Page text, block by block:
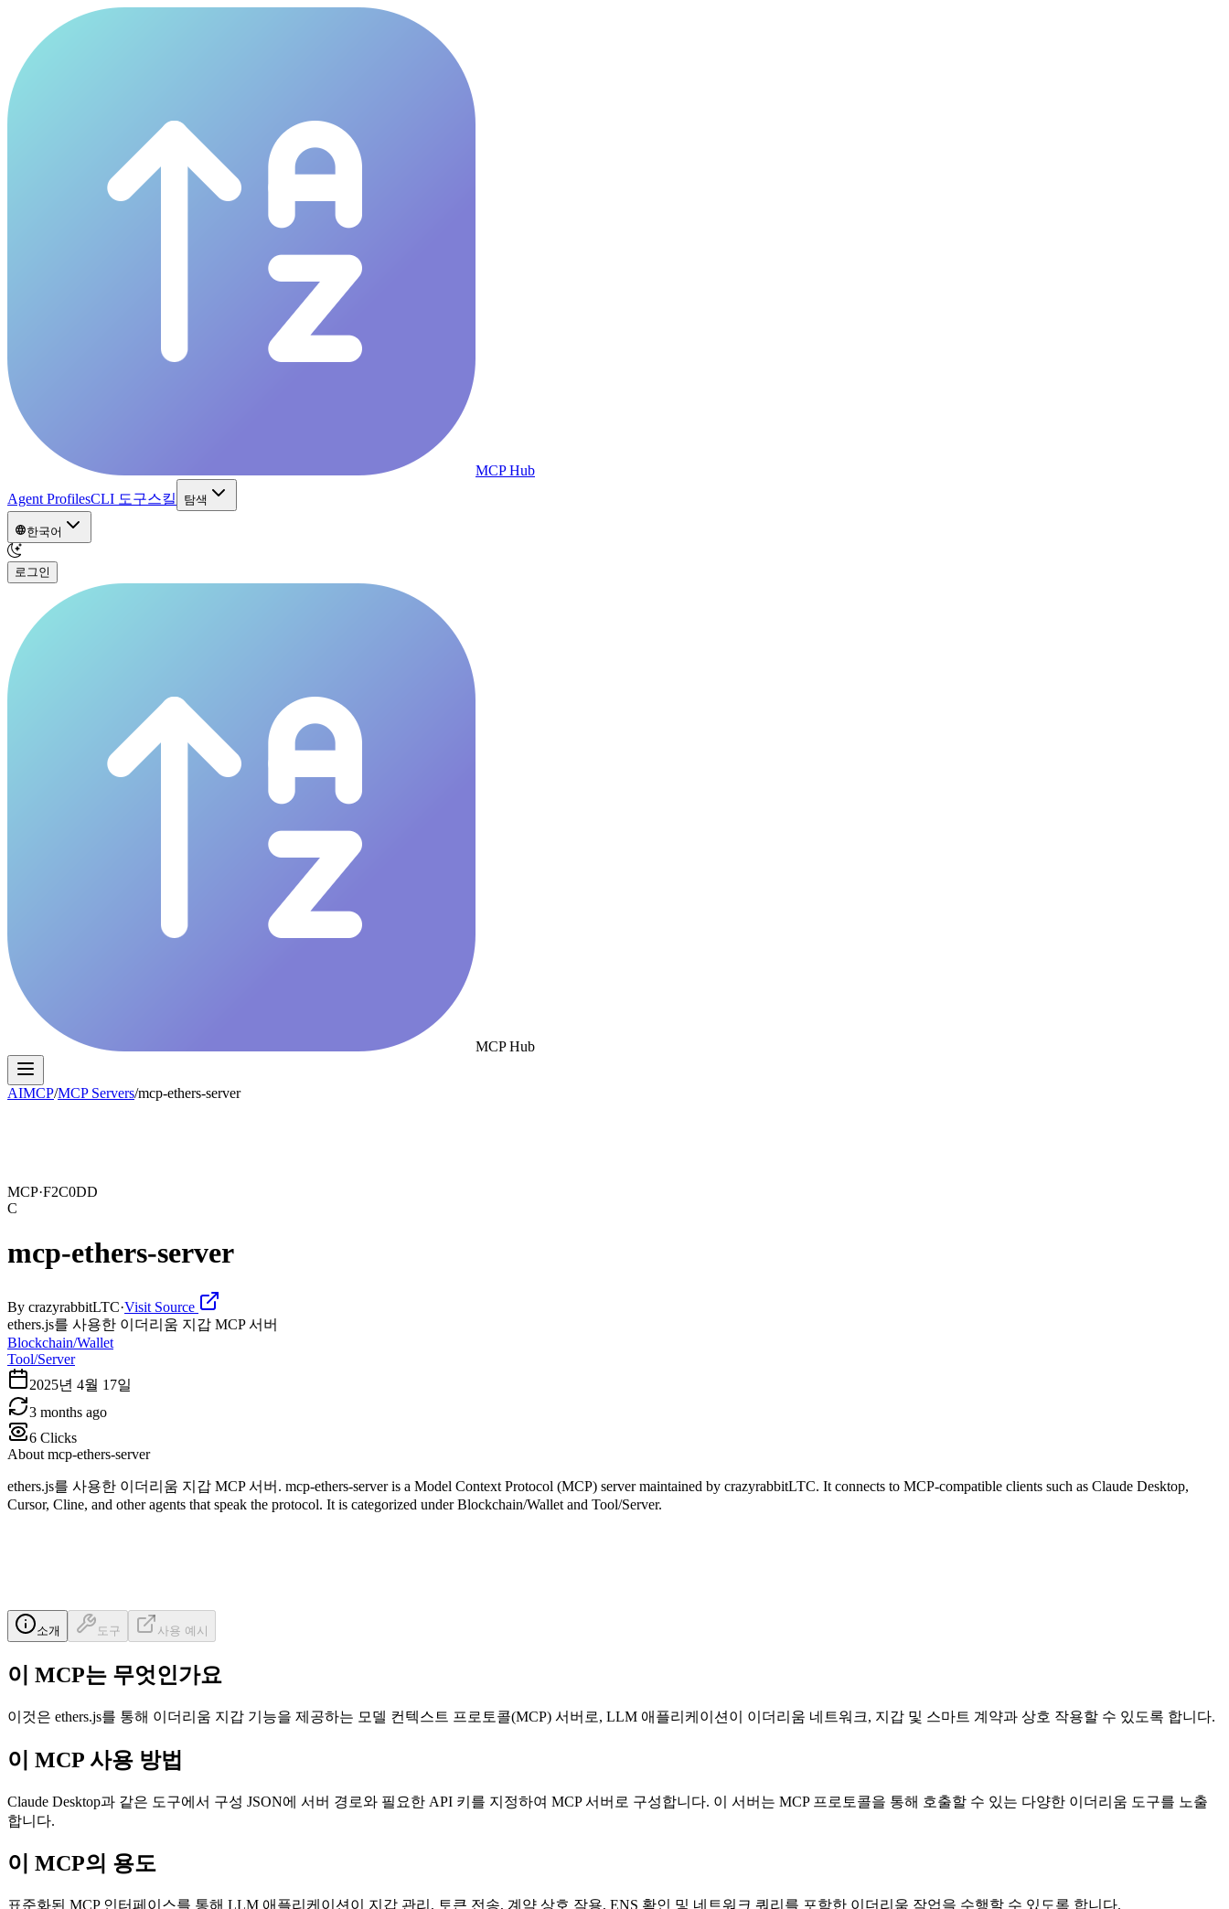
MCP Hub
Agent ProfilesCLI 도구스킬 탐색
한국어
로그인
MCP Hub
AIMCP/MCP Servers/mcp-ethers-server
MCP·F2C0DD
C
mcp-ethers-server
By crazyrabbitLTC·Visit Source
ethers.js를 사용한 이더리움 지갑 MCP 서버
Blockchain/Wallet
Tool/Server
2025년 4월 17일
3 months ago
6 Clicks
About mcp-ethers-server
ethers.js를 사용한 이더리움 지갑 MCP 서버. mcp-ethers-server is a Model Context Protocol (MCP) server maintained by crazyrabbitLTC. It connects to MCP-compatible clients such as Claude Desktop,
Cursor, Cline, and other agents that speak the protocol. It is categorized under Blockchain/Wallet and Tool/Server.
소개 도구 사용 예시
이 MCP는 무엇인가요
이것은 ethers.js를 통해 이더리움 지갑 기능을 제공하는 모델 컨텍스트 프로토콜(MCP) 서버로, LLM 애플리케이션이 이더리움 네트워크, 지갑 및 스마트 계약과 상호 작용할 수 있도록 합니다.
이 MCP 사용 방법
Claude Desktop과 같은 도구에서 구성 JSON에 서버 경로와 필요한 API 키를 지정하여 MCP 서버로 구성합니다. 이 서버는 MCP 프로토콜을 통해 호출할 수 있는 다양한 이더리움 도구를 노출
합니다.
이 MCP의 용도
표준화된 MCP 인터페이스를 통해 LLM 애플리케이션이 지갑 관리, 토큰 전송, 계약 상호 작용, ENS 확인 및 네트워크 쿼리를 포함한 이더리움 작업을 수행할 수 있도록 합니다.